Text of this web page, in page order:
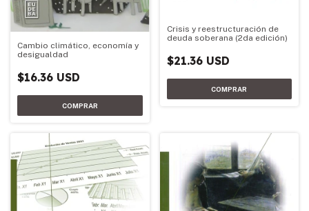
Cambio climático, economía y
desigualdad
$16.36 USD
Crisis y reestructuración de
deuda soberana (2da edición)
$21.36 USD